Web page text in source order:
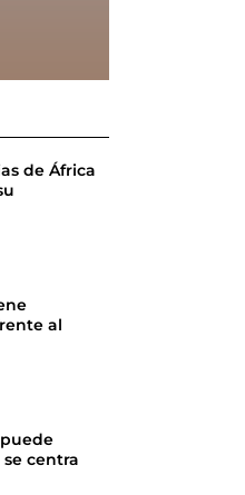
de África
al
centra